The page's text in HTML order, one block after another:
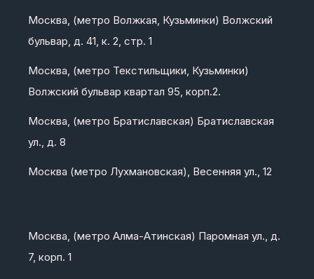
Москва, (метро Волжкая, Кузьминки) Волжский
бульвар, д. 41, к. 2, стр. 1
Москва, (метро Текстильщики, Кузьминки)
Волжский бульвар квартал 95, корп.2.
Москва, (метро Братиславская) Братиславская
ул., д. 8
Москва (метро Лухмановская), Весенняя ул., 12
Москва, (метро Алма-Атинская) Паромная ул., д.
7, корп. 1